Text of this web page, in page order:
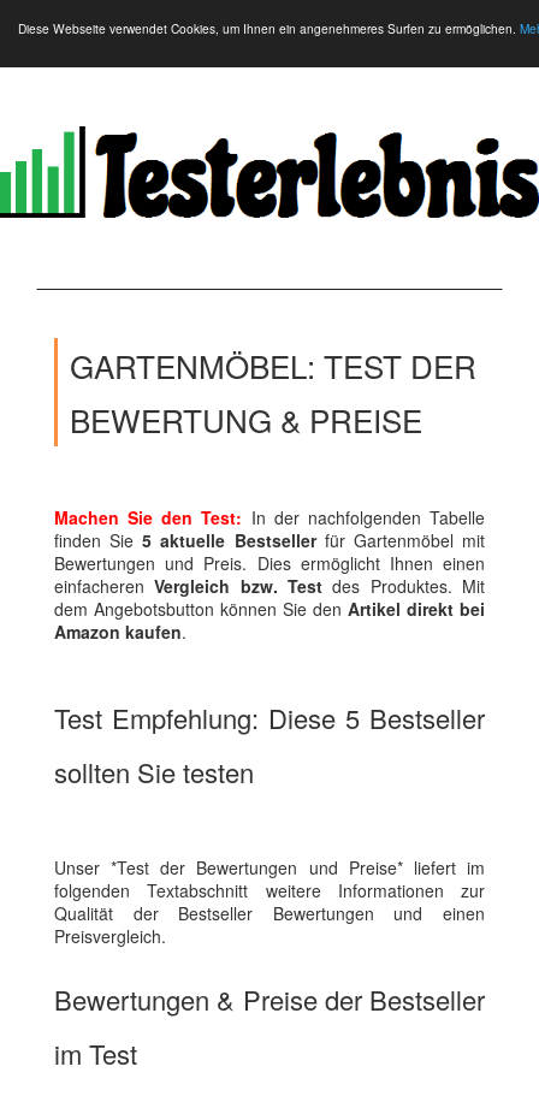
Diese Webseite verwendet Cookies, um Ihnen ein angenehmeres Surfen zu ermöglichen.
GARTENMÖBEL: TEST DER
BEWERTUNG & PREISE
Machen Sie den Test: In der nachfolgenden Tabelle
finden Sie 5 aktuelle Bestsellerfür Gartenmöbel mit
Bewertungen und Preis. Dies ermöglicht Ihnen einen
einfacherenVergleich bzw. Test des Produktes. Mit
dem Angebotsbutton können Sie den Artikel direkt bei
Amazon kaufen.
Test Empfehlung: Diese 5 Bestseller
sollten Sie testen
Unser *Test der Bewertungen und Preise* liefert im
folgenden Textabschnitt weitere Informationen zur
Qualität der Bestseller Bewertungen und einen
Preisvergleich.
Bewertungen & Preise der Bestseller
im Test